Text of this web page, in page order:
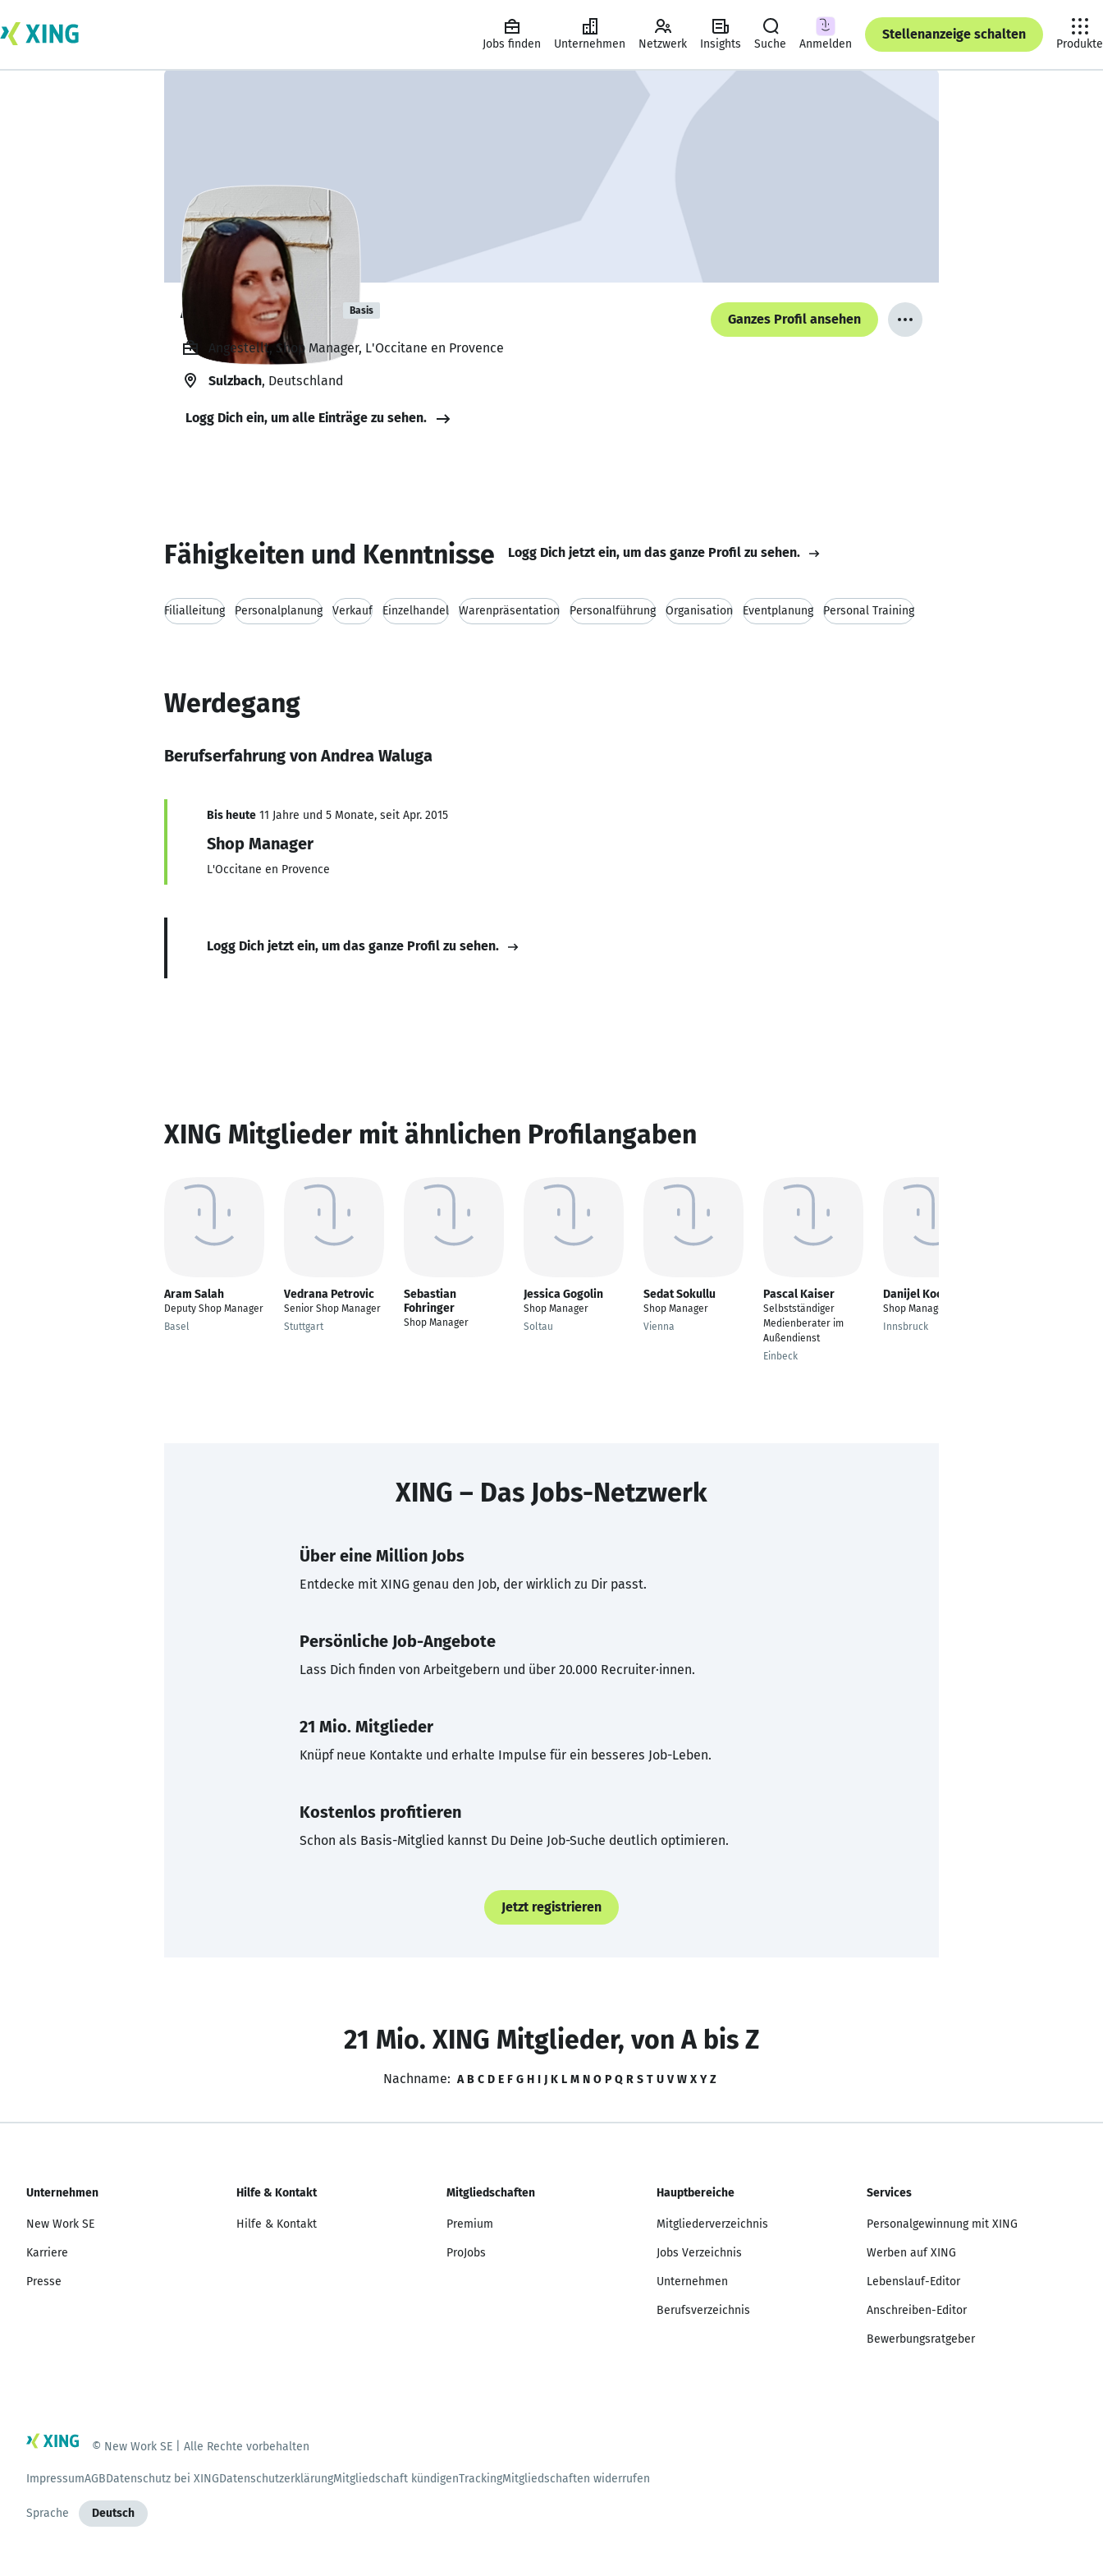
Jobs finden Unternehmen Netzwerk Insights Suche Anmelden
Stellenanzeige schalten
Produkte
Andrea Waluga Basis
Ganzes Profil ansehen
Angestellt, Shop Manager, L'Occitane en Provence
Sulzbach, Deutschland
Logg Dich ein, um alle Einträge zu sehen.
Fähigkeiten und Kenntnisse Logg Dich jetzt ein, um das ganze Profil zu sehen.
Filialleitung Personalplanung Verkauf Einzelhandel Warenpräsentation Personalführung Organisation Eventplanung Personal Training
Werdegang
Berufserfahrung von Andrea Waluga
Bis heute 11 Jahre und 5 Monate, seit Apr. 2015
Shop Manager
L'Occitane en Provence
Logg Dich jetzt ein, um das ganze Profil zu sehen.
XING Mitglieder mit ähnlichen Profilangaben
Aram Salah
Deputy Shop Manager
Basel
Vedrana Petrovic
Senior Shop Manager
Stuttgart
Sebastian
Fohringer
Shop Manager
Jessica Gogolin
Shop Manager
Soltau
Sedat Sokullu
Shop Manager
Vienna
Pascal Kaiser
Selbstständiger
Medienberater im
Außendienst
Einbeck
Danijel Kocic
Shop Manager
Innsbruck
XING – Das Jobs-Netzwerk
Über eine Million Jobs
Entdecke mit XING genau den Job, der wirklich zu Dir passt.
Persönliche Job-Angebote
Lass Dich finden von Arbeitgebern und über 20.000 Recruiter·innen.
21 Mio. Mitglieder
Knüpf neue Kontakte und erhalte Impulse für ein besseres Job-Leben.
Kostenlos profitieren
Schon als Basis-Mitglied kannst Du Deine Job-Suche deutlich optimieren.
Jetzt registrieren
21 Mio. XING Mitglieder, von A bis Z
Nachname: A B C D E F G H I J K L M N O P Q R S T U V W X Y Z
Unternehmen
New Work SE
Karriere
Presse
Hilfe & Kontakt
Hilfe & Kontakt
Mitgliedschaften
Premium
ProJobs
Hauptbereiche
Mitgliederverzeichnis
Jobs Verzeichnis
Unternehmen
Berufsverzeichnis
Services
Personalgewinnung mit XING
Werben auf XING
Lebenslauf-Editor
Anschreiben-Editor
Bewerbungsratgeber
© New Work SE | Alle Rechte vorbehalten
ImpressumAGBDatenschutz bei XINGDatenschutzerklärungMitgliedschaft kündigenTrackingMitgliedschaften widerrufen
Sprache Deutsch